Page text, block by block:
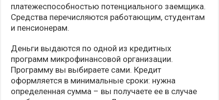
платежеспособностью потенциального заемщика.
Средства перечисляются работающим, студентам
и пенсионерам.
Деньги выдаются по одной из кредитных
программ микрофинансовой организации.
Программу вы выбираете сами. Кредит
оформляется в минимальные сроки: нужна
определенная сумма – вы получаете ее в случае